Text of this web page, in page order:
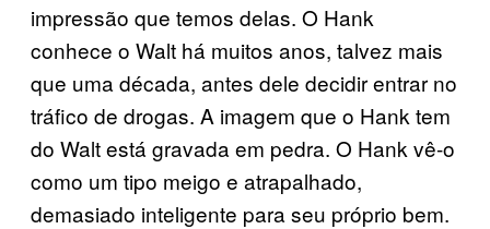
impressão que temos delas. O Hank
conhece o Walt há muitos anos, talvez mais
que uma década, antes dele decidir entrar no
tráfico de drogas. A imagem que o Hank tem
do Walt está gravada em pedra. O Hank vê-o
como um tipo meigo e atrapalhado,
demasiado inteligente para seu próprio bem.